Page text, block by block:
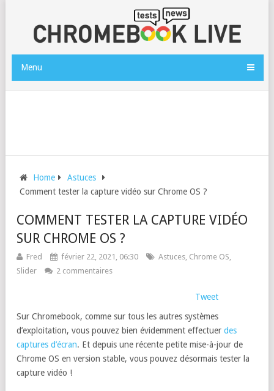
Menu
Home
Astuces
Comment tester la capture vidéo sur Chrome OS ?
COMMENT TESTER LA CAPTURE VIDÉO
SUR CHROME OS ?
Fred février 22, 2021, 06:30 Astuces, Chrome OS,
Slider
2 commentaires
Tweet
Sur Chromebook, comme sur tous les autres systèmes
d’exploitation, vous pouvez bien évidemment effectuer des
captures d’écran. Et depuis une récente petite mise-à-jour de
Chrome OS en version stable, vous pouvez désormais tester la
capture vidéo !